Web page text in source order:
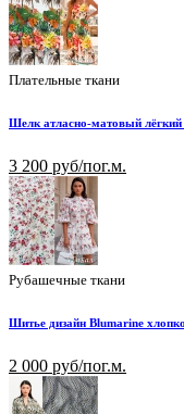
Плательные ткани
Шелк атласно-матовый лёгкий
3 200 руб/пог.м.
Рубашечные ткани
Шитье дизайн Blumarine
2 000 руб/пог.м.